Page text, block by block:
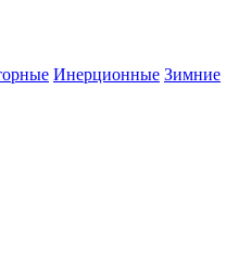
Инерционные Зимние